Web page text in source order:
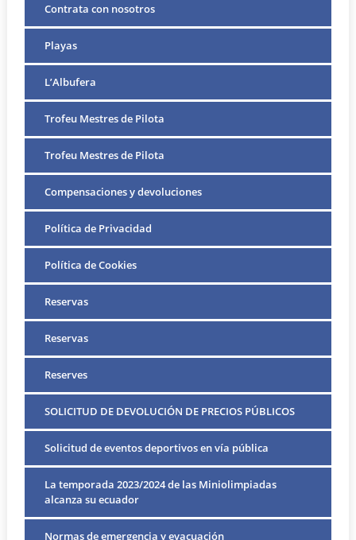
Contrata con nosotros
Playas
L’Albufera
Trofeu Mestres de Pilota
Trofeu Mestres de Pilota
Compensaciones y devoluciones
Política de Privacidad
Política de Cookies
Reservas
Reservas
Reserves
SOLICITUD DE DEVOLUCIÓN DE PRECIOS PÚBLICOS
Solicitud de eventos deportivos en vía pública
La temporada 2023/2024 de las Miniolimpiadas
alcanza su ecuador
Normas de emergencia y evacuación